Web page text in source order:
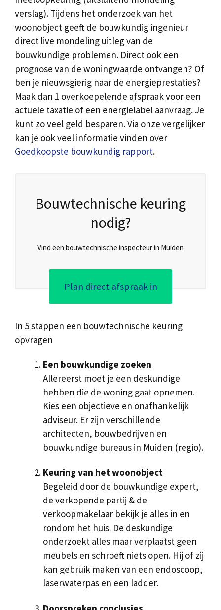
verslag). Tijdens het onderzoek van het
woonobject geeft de bouwkundig ingenieur
direct live mondeling uitleg van de
bouwkundige problemen. Direct ook een
prognose van de woningwaarde ontvangen? Of
ben je nieuwsgierig naar de energieprestaties?
Maak dan 1 overkoepelende afspraak voor een
actuele taxatie of een energielabel aanvraag. Je
kunt zo veel geld besparen. Via onze vergelijker
kan je ook veel informatie vinden over
Goedkoopste bouwkundig rapport.
Bouwtechnische keuring
nodig?
Vind een bouwtechnische inspecteur in Muiden
Plan direct afspraak in
In 5 stappen een bouwtechnische keuring
opvragen
Een bouwkundige zoeken
Allereerst moet je een deskundige
hebben die de woning gaat opnemen.
Kies een objectieve en onafhankelijk
adviseur. Er zijn verschillende
architecten, bouwbedrijven en
bouwkundige bureaus in Muiden (regio).
Keuring van het woonobject
Begeleid door de bouwkundige expert,
de verkopende partij & de
verkoopmakelaar bekijk je alles in en
rondom het huis. De deskundige
onderzoekt alles maar verplaatst geen
meubels en schroeft niets open. Hij of zij
kan gebruik maken van een endoscoop,
laserwaterpas en een ladder.